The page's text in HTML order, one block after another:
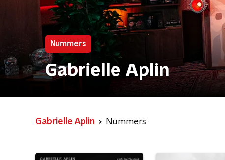
Nummers
Gabrielle Aplin
Gabrielle Aplin Nummers